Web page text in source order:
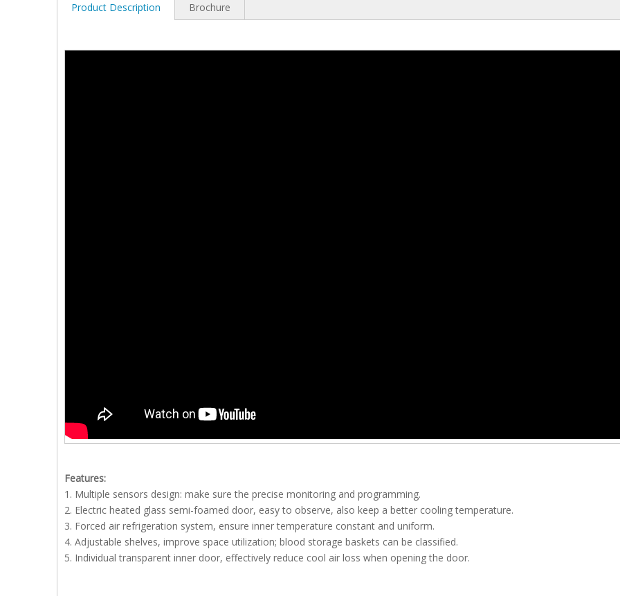
Product Description Brochure
Features:
1. Multiple sensors design: make sure the precise monitoring and programming.
2. Electric heated glass semi-foamed door, easy to observe, also keep a better cooling temperature.
3. Forced air refrigeration system, ensure inner temperature constant and uniform.
4. Adjustable shelves, improve space utilization; blood storage baskets can be classified.
5. Individual transparent inner door, effectively reduce cool air loss when opening the door.